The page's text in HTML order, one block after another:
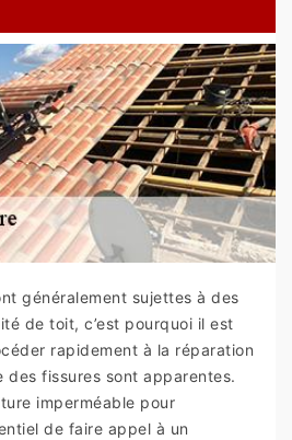
généralement sujettes à des
de toit, c’est pourquoi il est
rapidement à la réparation
des fissures sont apparentes.
imperméable pour
de faire appel à un